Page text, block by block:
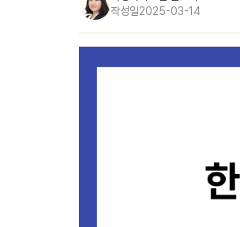
작성일2025-03-14